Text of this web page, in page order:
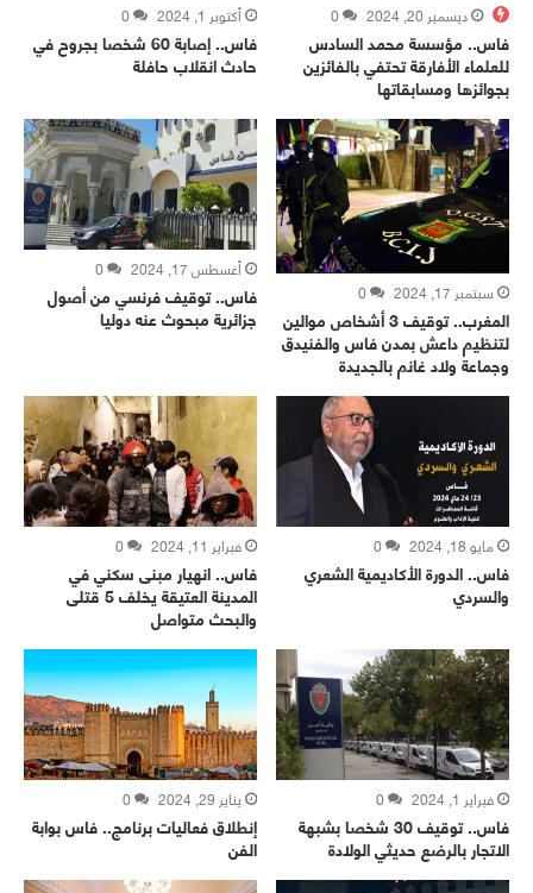
ديسمبر 20, 2024 0
فاس.. مؤسسة محمد السادس
للعلماء الأفارقة تحتفي بالفائزين
بجوائزها ومسابقاتها
أكتوبر 1, 2024 0
فاس.. إصابة 60 شخصا بجروح في
حادث انقلاب حافلة
سبتمبر 17, 2024 0
المغرب.. توقيف 3 أشخاص موالين
لتنظيم داعش بمدن فاس والفنيدق
وجماعة ولاد غانم بالجديدة
أغسطس 17, 2024 0
فاس.. توقيف فرنسي من أصول
جزائرية مبحوث عنه دوليا
مايو 18, 2024 0
فاس.. الدورة الأكاديمية الشعري
والسردي
فبراير 11, 2024 0
فاس.. انهيار مبنى سكني في
المدينة العتيقة يخلف 5 قتلى
والبحث متواصل
فبراير 1, 2024 0
فاس.. توقيف 30 شخصا بشبهة
الاتجار بالرضع حديثي الولادة
يناير 29, 2024 0
إنطلاق فعاليات برنامج.. فاس بوابة
الفن